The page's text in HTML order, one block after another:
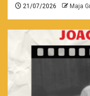
21/07/2026 Maja